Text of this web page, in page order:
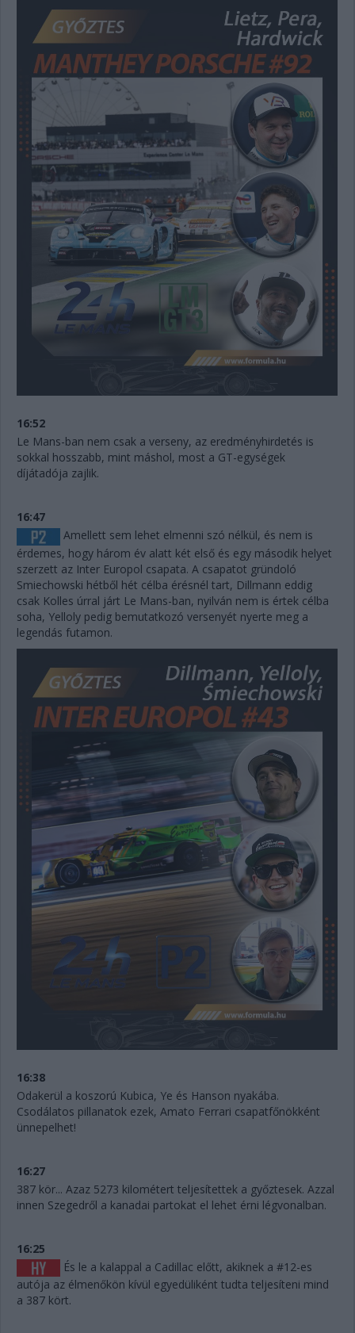
16:52
Le Mans-ban nem csak a verseny, az eredményhirdetés is
sokkal hosszabb, mint máshol, most a GT-egységek
díjátadója zajlik.
16:47
Amellett sem lehet elmenni szó nélkül, és nem is
érdemes, hogy három év alatt két első és egy második helyet
szerzett az Inter Europol csapata. A csapatot gründoló
Smiechowski hétből hét célba érésnél tart, Dillmann eddig
csak Kolles úrral járt Le Mans-ban, nyilván nem is értek célba
soha, Yelloly pedig bemutatkozó versenyét nyerte meg a
legendás futamon.
16:38
Odakerül a koszorú Kubica, Ye és Hanson nyakába.
Csodálatos pillanatok ezek, Amato Ferrari csapatfőnökként
ünnepelhet!
16:27
387 kör... Azaz 5273 kilométert teljesítettek a győztesek. Azzal
innen Szegedről a kanadai partokat el lehet érni légvonalban.
16:25
És le a kalappal a Cadillac előtt, akiknek a #12-es
autója az élmenőkön kívül egyedüliként tudta teljesíteni mind
a 387 kört.